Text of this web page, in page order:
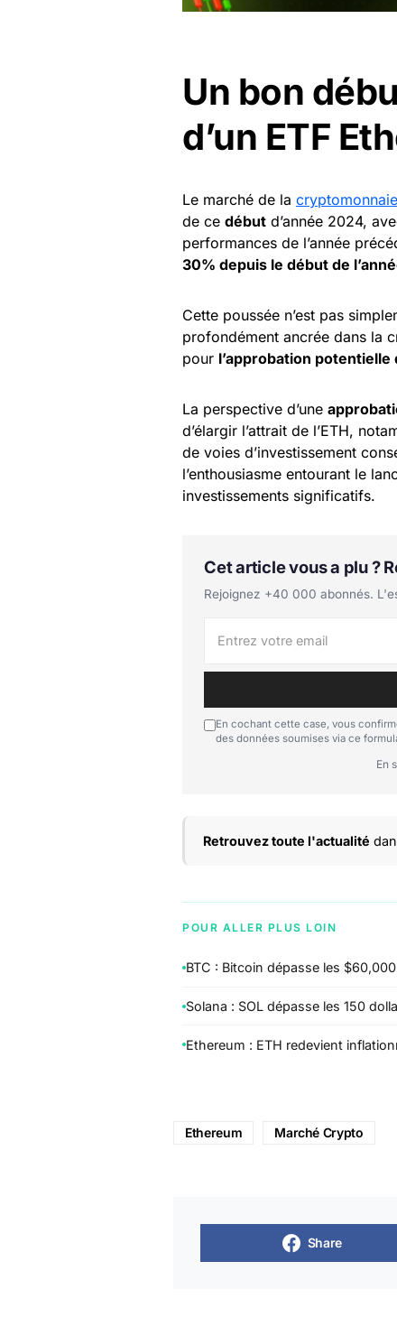
Un bon
d’un ETF
Le marché de la cryptomonnaie
de ce début d’année 2024,
performances de l’année
30% depuis le début de
Cette poussée n’est pas
profondément ancrée dans la
pour l’approbation potentielle
La perspective d’une
d’élargir l’attrait de l’ETH,
de voies d’investissement
l’enthousiasme entourant le
investissements significatifs.
Cet article vous a plu ?
Rejoignez +40 000 abonnés.
En cochant cette case, vous
des données soumises via ce
En
Retrouvez toute l'actualité
POUR ALLER PLUS LOIN
BTC : Bitcoin dépasse les
Solana : SOL dépasse les 150
Ethereum : ETH redevient
Ethereum Marché Crypto
Share